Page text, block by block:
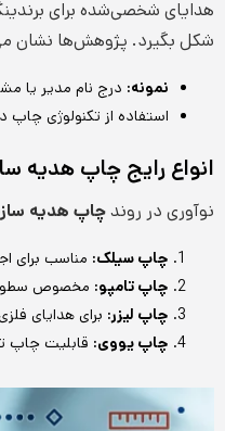
هدایای شخصی‌شده برای
شکل بگیرد. پژوهش‌ها نشان
نمونه: درج نام مدیر یا
استفاده از تکنولوژی چاپ
انواع رایج چاپ هدیه
نوآوری در روندچاپ هدیه
چاپ سیلک: مناسب برای
چاپ تامپو: مخصوص سطوح
چاپ لیزر: برای هدایای
چاپ یووی: قابلیت چاپ